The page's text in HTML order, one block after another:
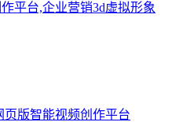
平台,企业营销3d虚拟形象
页版智能视频创作平台